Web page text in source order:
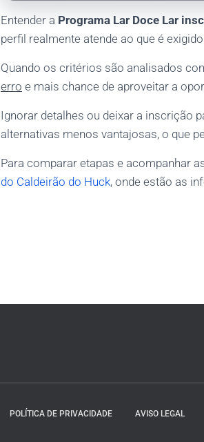
Entender a Programa Lar Doce Lar
perfil realmente atende ao que é
Quando os critérios são analisados
erro e mais chance de aproveitar a
Ignorar detalhes ou deixar a inscrição
alternativas menos vantajosas, o que
Para comparar etapas e acompanhar
do Caldeirão do Huck, onde estão as
POLÍTICA DE PRIVACIDADE AVISO LEGAL